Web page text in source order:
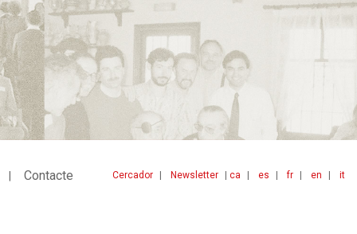
ca es fr en it
Cercador Newsletter
Contacte